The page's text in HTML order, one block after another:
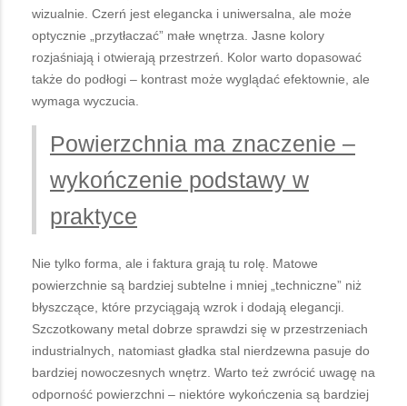
wizualnie. Czerń jest elegancka i uniwersalna, ale może
optycznie „przytłaczać” małe wnętrza. Jasne kolory
rozjaśniają i otwierają przestrzeń. Kolor warto dopasować
także do podłogi – kontrast może wyglądać efektownie, ale
wymaga wyczucia.
Powierzchnia ma znaczenie –
wykończenie podstawy w
praktyce
Nie tylko forma, ale i faktura grają tu rolę. Matowe
powierzchnie są bardziej subtelne i mniej „techniczne” niż
błyszczące, które przyciągają wzrok i dodają elegancji.
Szczotkowany metal dobrze sprawdzi się w przestrzeniach
industrialnych, natomiast gładka stal nierdzewna pasuje do
bardziej nowoczesnych wnętrz. Warto też zwrócić uwagę na
odporność powierzchni – niektóre wykończenia są bardziej